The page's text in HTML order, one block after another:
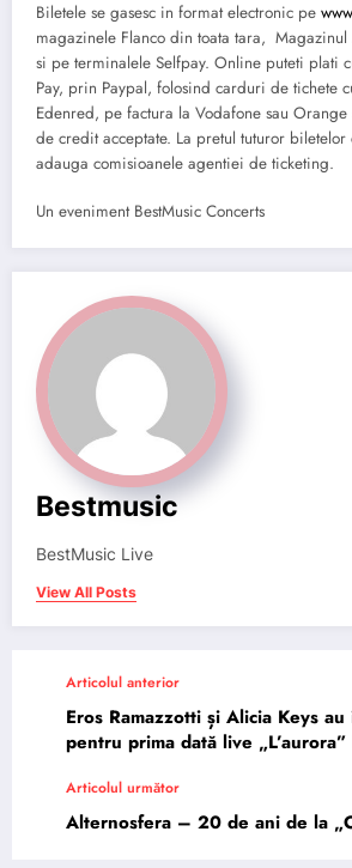
Biletele se gasesc in format electronic pe
magazinele Flanco din toata tara,
si pe terminalele Selfpay. Online puteti plati
Pay, prin Paypal, folosind carduri de tichete
Edenred, pe factura la Vodafone sau
de credit acceptate. La pretul tuturor biletelor
adauga comisioanele agentiei de ticketing.
Un eveniment BestMusic Concerts
Bestmusic
BestMusic Live
View All Posts
Articolul anterior
Eros Ramazzotti și Alicia Keys
pentru prima dată live
Articolul următor
Alternosfera – 20 de ani de la